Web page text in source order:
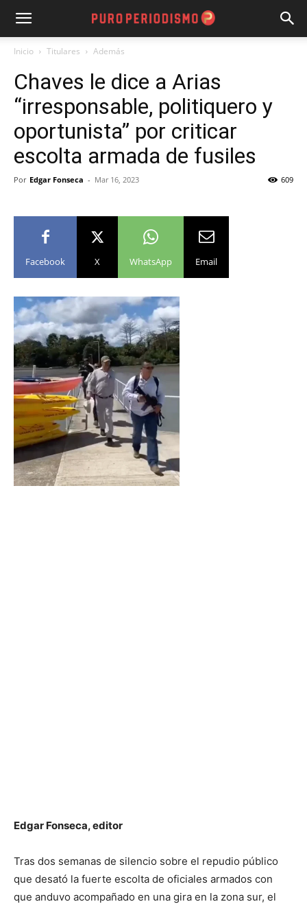
Inicio Titulares Además
Chaves le dice a Arias
“irresponsable, politiquero y
oportunista” por criticar
escolta armada de fusiles
Por Edgar Fonseca - Mar 16, 2023 609
Facebook X WhatsApp Email
Edgar Fonseca, editor
Tras dos semanas de silencio sobre el repudio público
que desató la fuerte escolta de oficiales armados con
que anduvo acompañado en una gira en la zona sur, el